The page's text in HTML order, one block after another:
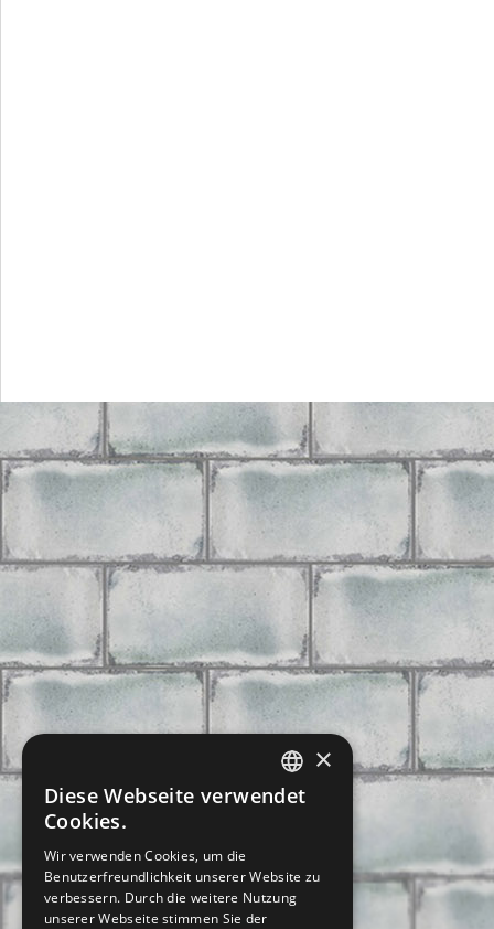
CZECH
GERMAN
×
Diese Webseite verwendet
Cookies.
Wir verwenden Cookies, um die
Benutzerfreundlichkeit unserer Website zu
verbessern. Durch die weitere Nutzung
unserer Webseite stimmen Sie der